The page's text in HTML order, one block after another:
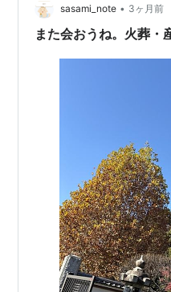
(笑) 復職５か月目の時、
中。 そこまで忙しい日…
sasami_note • 3ヶ月前
また会おうね。火葬・